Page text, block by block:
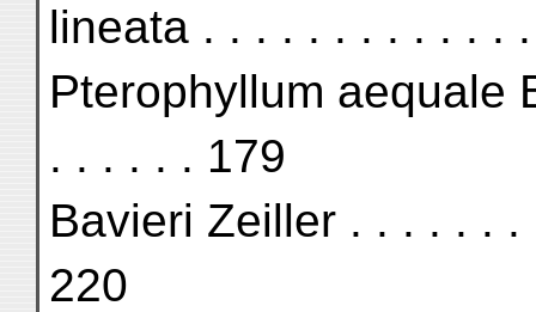
lineata . . . . . . . . . . . .
Pterophyllum aequale
. . . . . . 179
Bavieri Zeiller . . . . . .
220